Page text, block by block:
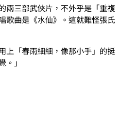
兩三部武俠片，不外乎是「重複
歌曲是《水仙》。這就難怪張氏
上「春雨細細，像那小手」的挺
」